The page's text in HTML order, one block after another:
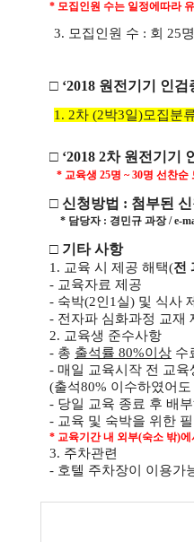
* 모집인원 수는 일정에따라
3. 모집인원 수 : 회 25
□ ‘2018 원전기기 인검
1. 2차 (2박3일)모집분
□ ‘2018 2차 원전기기
* 교육생 25명 ~ 30명 선찬순
□ 신청방법 : 첨부된
* 담당자 : 경민규 과장 / e-
□ 기타 사항
1. 교육 시 제공 해택(전
- 교육자료 제공
- 숙박(2인 1 실) 및 식사
- 전자파 심화과정 교재
2. 교육생 준수사항
- 총 출석률 80%이상 수
- 매일 교육시작 전 교
(출석80% 이수하였어
- 당일 교육 종료 후 배
- 교육 및 숙박을 위한
* 교육기간 내 외부(숙소 밖)에
3. 주차관련
- 호텔 주차장이 이용가